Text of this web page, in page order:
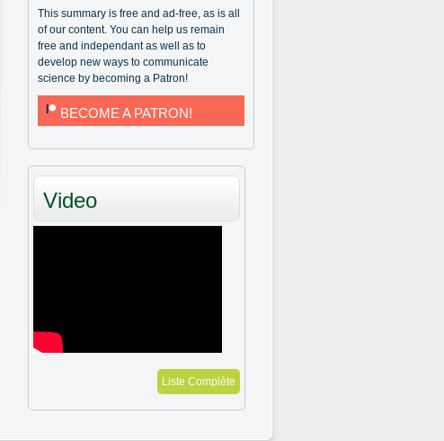
This summary is free and ad-free, as is all
of our content. You can help us remain
free and independant as well as to
develop new ways to communicate
science by becoming a Patron!
BECOME A PATRON!
Video
Liste Complète